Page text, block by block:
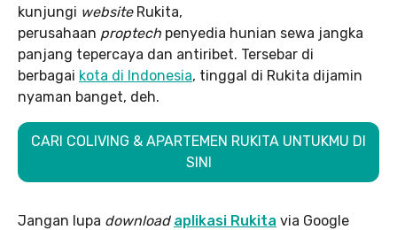
kunjungi websiteRukita,
perusahaan proptech penyedia hunian sewa jangka
panjang tepercaya dan antiribet. Tersebar di
berbagai kota di Indonesia, tinggal di Rukita dijamin
nyaman banget, deh.
CARI COLIVING & APARTEMEN RUKITA UNTUKMU DI
SINI
Jangan lupa download aplikasi Rukita via Google